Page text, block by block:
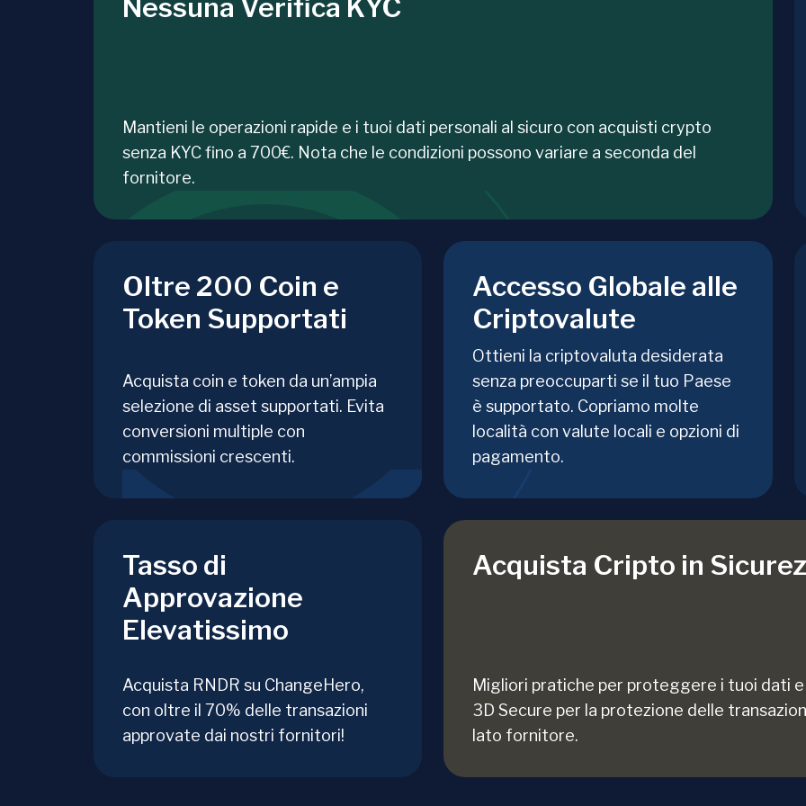
Nessuna Verifica KYC
Mantieni le operazioni rapide e i tuoi dati personali al sicuro con acquisti crypto
senza KYC fino a 700€. Nota che le condizioni possono variare a seconda del
fornitore.
Oltre 200 Coin e
Token Supportati
Acquista coin e token da un’ampia
selezione di asset supportati. Evita
conversioni multiple con
commissioni crescenti.
Accesso Globale alle
Criptovalute
Ottieni la criptovaluta desiderata
senza preoccuparti se il tuo Paese
è supportato. Copriamo molte
località con valute locali e opzioni di
pagamento.
Tasso di
Approvazione
Elevatissimo
Acquista RNDR su ChangeHero,
con oltre il 70% delle transazioni
approvate dai nostri fornitori!
Acquista Cripto in
Migliori pratiche per proteggere i tuoi dati
3D Secure per la protezione delle
lato fornitore.